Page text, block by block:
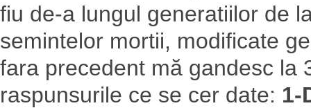
fiu de-a lungul generatiilor de
semintelor mortii, modificate
fara precedent mă gandesc la
raspunsurile ce se cer date: 1-